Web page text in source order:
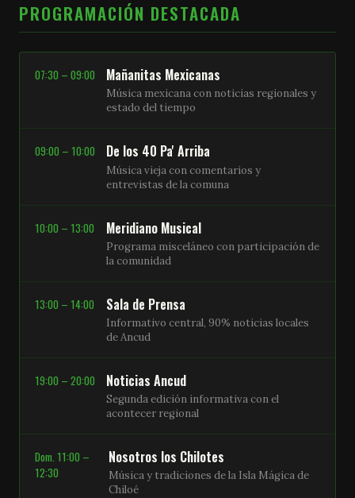
PROGRAMACIÓN DESTACADA
07:30 – 09:00 Mañanitas Mexicanas
Música mexicana con noticias regionales y
estado del tiempo
09:00 – 10:00 De los 40 Pa' Arriba
Música vieja con comentarios y
entrevistas de la comuna
10:00 – 13:00 Meridiano Musical
Programa misceláneo con participación de
la comunidad
13:00 – 14:00 Sala de Prensa
Informativo central, 90% noticias locales
de Ancud
19:00 – 20:00 Noticias Ancud
Segunda edición informativa con el
acontecer regional
Dom. 11:00 –
12:30
Nosotros los Chilotes
Música y tradiciones de la Isla Mágica de
Chiloé